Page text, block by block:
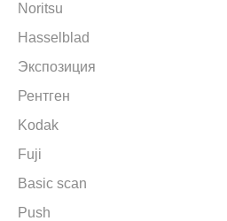
Noritsu
Hasselblad
Экспозиция
Рентген
Kodak
Fuji
Basic scan
Push